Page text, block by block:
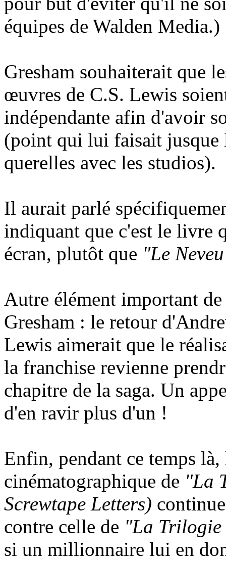
équipes de Walden Media.)
Gresham souhaiterait que
œuvres de C.S. Lewis
indépendante afin d'avoir
(point qui lui faisait jusque
querelles avec les studios).
Il aurait parlé
indiquant que c'est le livre
écran, plutôt que "Le
Autre élément important
Gresham : le retour
Lewis aimerait que le
la franchise revienne
chapitre de la saga. Un
d'en ravir plus d'un !
Enfin, pendant ce temps
cinématographique de "La
Screwtape Letters)
contre celle de "La Trilogie
si un millionnaire lui en